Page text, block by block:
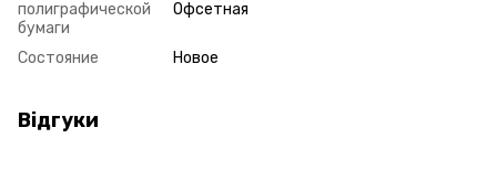
полиграфической
бумаги
Офсетная
Состояние Новое
Відгуки